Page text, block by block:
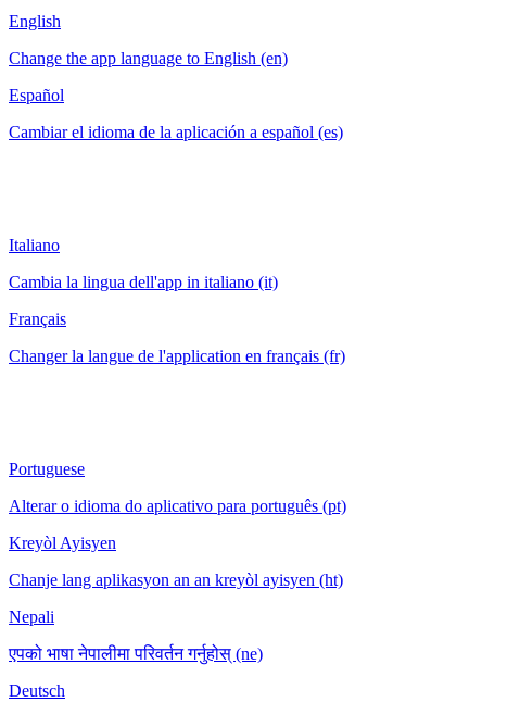
English
Change the app language to English (en)
Español
Cambiar el idioma de la aplicación a español (es)
Italiano
Cambia la lingua dell'app in italiano (it)
Français
Changer la langue de l'application en français (fr)
Portuguese
Alterar o idioma do aplicativo para português (pt)
Kreyòl Ayisyen
Chanje lang aplikasyon an an kreyòl ayisyen (ht)
Nepali
एपको भाषा नेपालीमा परिवर्तन गर्नुहोस् (ne)
Deutsch